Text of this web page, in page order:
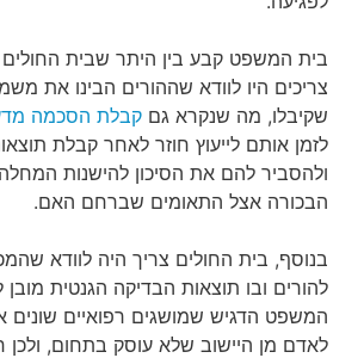
בית המשפט קבע בין היתר שבית החולים
צריכים היו לוודא שההורים הבינו את
שקיבלו, מה שנקרא גם קבלת הסכמה
לזמן אותם לייעוץ חוזר לאחר קבלת
ולהסביר להם את הסיכון להישנות
הבכורה אצל התאומים שברחם האם.
בנוסף, בית החולים צריך היה לוודא
להורים ובו תוצאות הבדיקה הגנטית
המשפט הדגיש שמושגים רפואיים שונים
לאדם מן היישוב שלא עוסק בתחום,